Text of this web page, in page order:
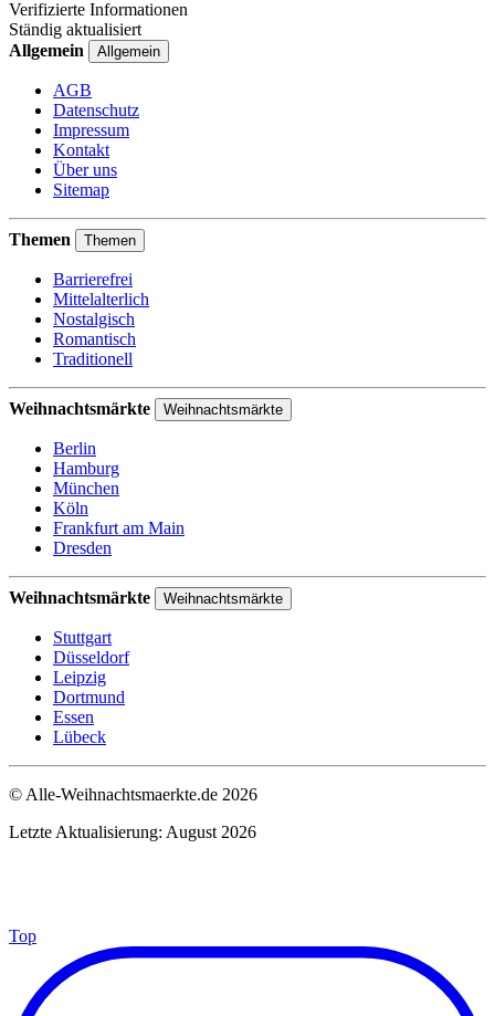
Verifizierte Informationen
Ständig aktualisiert
Allgemein
Allgemein
AGB
Datenschutz
Impressum
Kontakt
Über uns
Sitemap
Themen Themen
Barrierefrei
Mittelalterlich
Nostalgisch
Romantisch
Traditionell
Weihnachtsmärkte Weihnachtsmärkte
Berlin
Hamburg
München
Köln
Frankfurt am Main
Dresden
Weihnachtsmärkte Weihnachtsmärkte
Stuttgart
Düsseldorf
Leipzig
Dortmund
Essen
Lübeck
© Alle-Weihnachtsmaerkte.de 2026
Letzte Aktualisierung: August 2026
Top